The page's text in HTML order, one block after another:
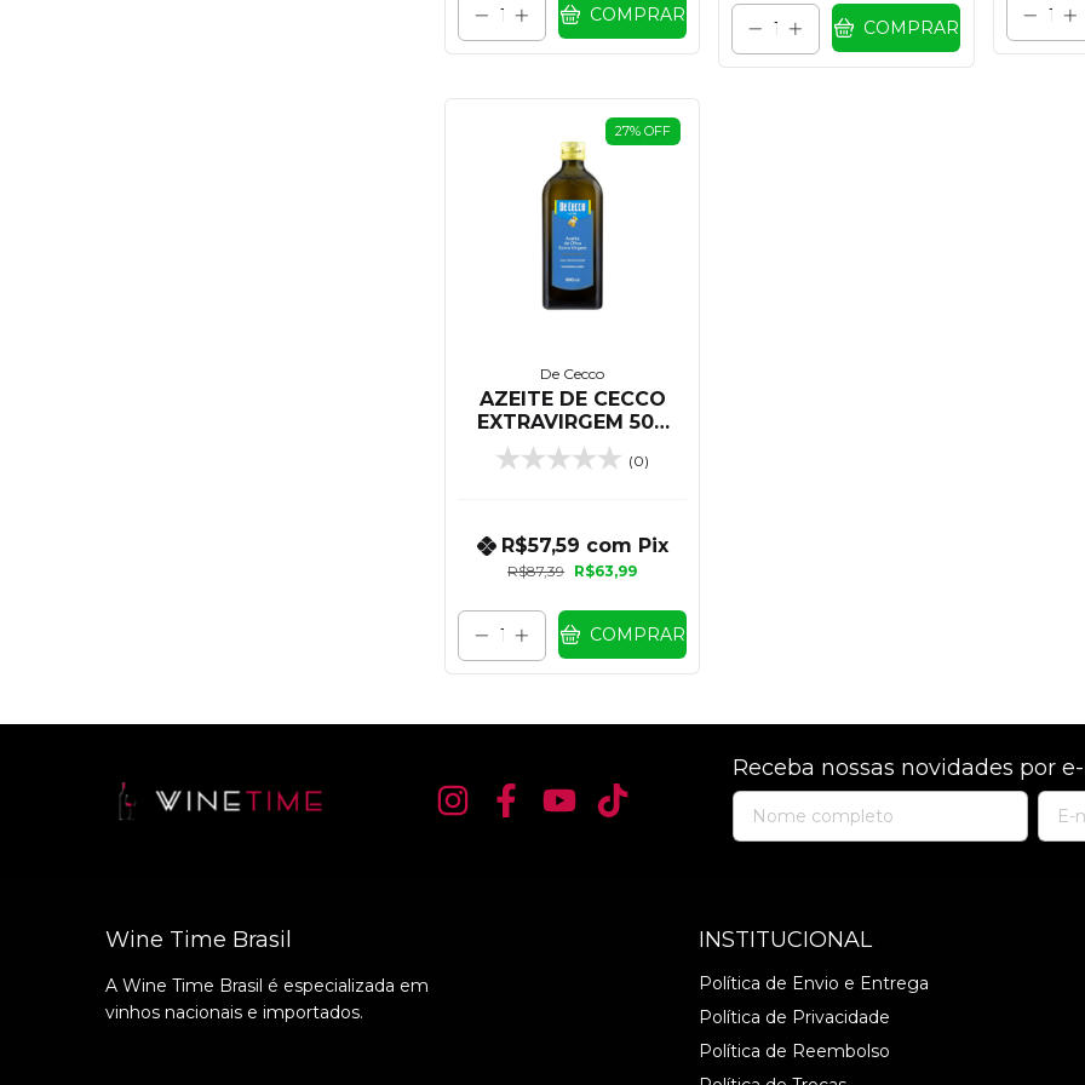
COMPRAR
COMPRAR
27%OFF
De Cecco
AZEITE DE CECCO
EXTRAVIRGEM 500
ML
(0)
R$87,39 R$63,99
R$57,59 com Pix
COMPRAR
Receba nossas novidades por
Wine Time Brasil
A Wine Time Brasil é especializada em
vinhos nacionais e importados.
INSTITUCIONAL
Política de Envio e Entrega
Política de Privacidade
Política de Reembolso